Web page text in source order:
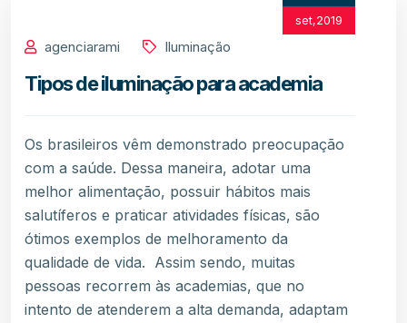
set,2019
agenciarami Iluminação
Tipos de iluminação para academia
Os brasileiros vêm demonstrado preocupação
com a saúde. Dessa maneira, adotar uma
melhor alimentação, possuir hábitos mais
salutíferos e praticar atividades físicas, são
ótimos exemplos de melhoramento da
qualidade de vida. Assim sendo, muitas
pessoas recorrem às academias, que no
intento de atenderem a alta demanda, adaptam